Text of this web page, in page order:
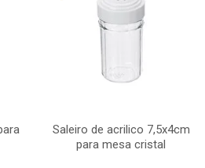
Saleiro de acrilico 7,5x4cm
para mesa cristal